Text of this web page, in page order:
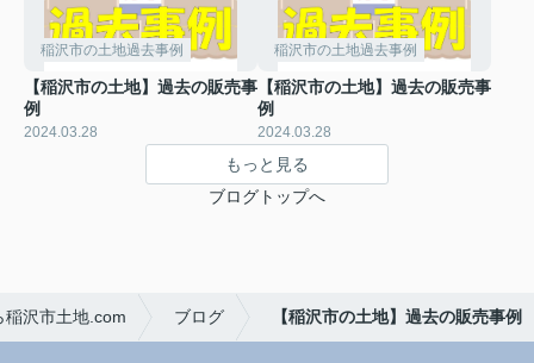
稲沢市の土地過去事例
【稲沢市の土地】過去の販売事
例
2024.03.28
稲沢市の土地過去事例
【稲沢市の土地】過去の販売事
例
2024.03.28
もっと見る
ブログトップへ
沢市土地.com ブログ 【稲沢市の土地】過去の販売事例